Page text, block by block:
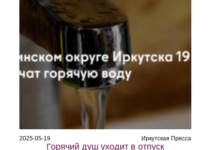
2025-05-19 Иркутская Пресса
Горячий душ уходит в отпуск